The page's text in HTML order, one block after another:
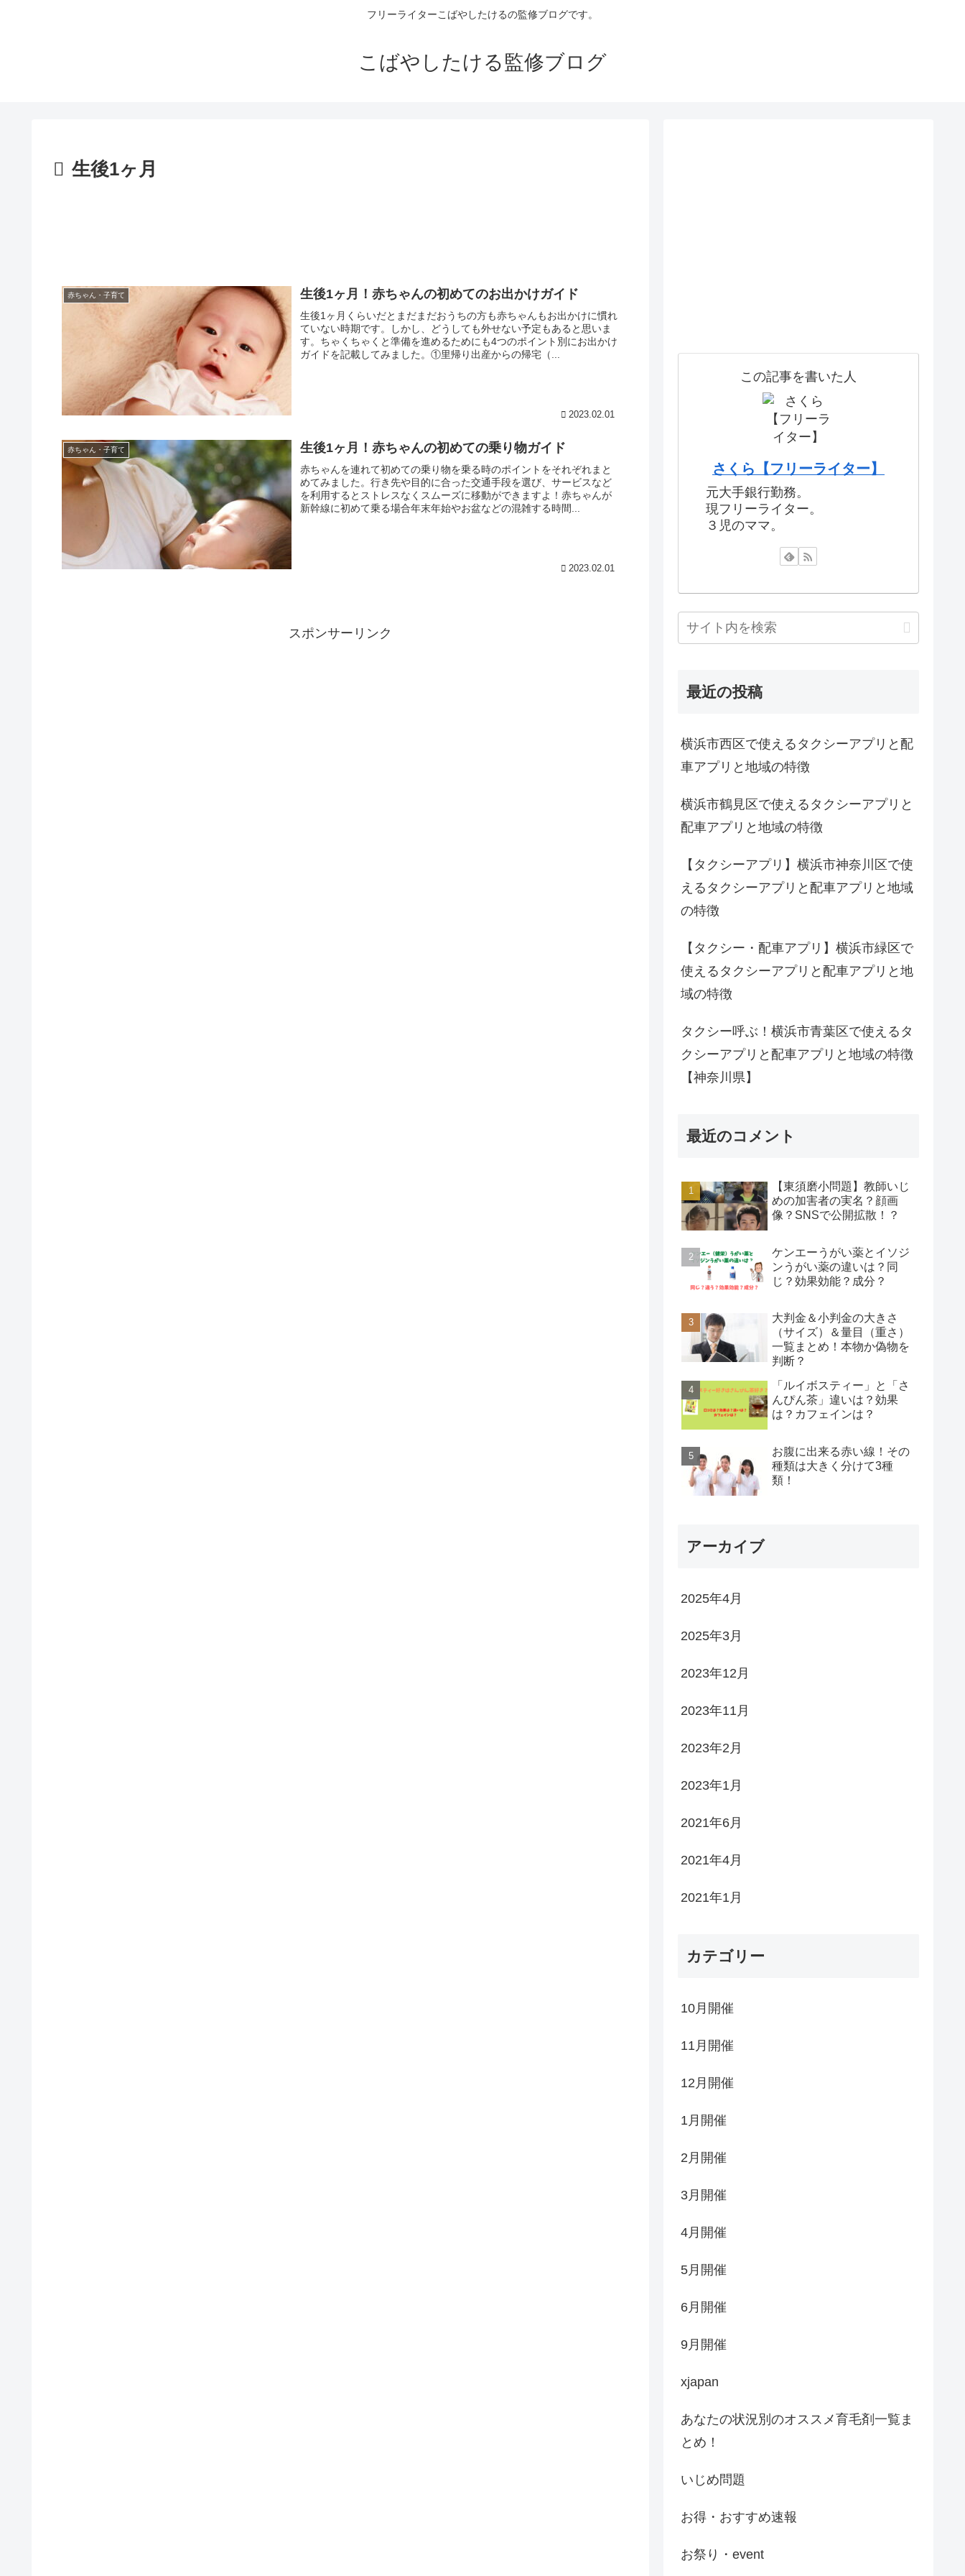
フリーライターこばやしたけるの監修ブログです。
こばやしたける監修ブログ
生後1ヶ月
赤ちゃん・子育て 生後1ヶ月！赤ちゃんの初めてのお出かけガイド
生後1ヶ月くらいだとまだまだおうちの方も赤ちゃんもお出かけに慣れ
ていない時期です。しかし、どうしても外せない予定もあると思いま
す。ちゃくちゃくと準備を進めるためにも4つのポイント別にお出かけ
ガイドを記載してみました。①里帰り出産からの帰宅（...
2023.02.01
赤ちゃん・子育て 生後1ヶ月！赤ちゃんの初めての乗り物ガイド
赤ちゃんを連れて初めての乗り物を乗る時のポイントをそれぞれまと
めてみました。行き先や目的に合った交通手段を選び、サービスなど
を利用するとストレスなくスムーズに移動ができますよ！赤ちゃんが
新幹線に初めて乗る場合年末年始やお盆などの混雑する時間...
2023.02.01
スポンサーリンク
この記事を書いた人
さくら【フリーライター】
元大手銀行勤務。
現フリーライター。
３児のママ。
最近の投稿
横浜市西区で使えるタクシーアプリと配
車アプリと地域の特徴
横浜市鶴見区で使えるタクシーアプリと
配車アプリと地域の特徴
【タクシーアプリ】横浜市神奈川区で使
えるタクシーアプリと配車アプリと地域
の特徴
【タクシー・配車アプリ】横浜市緑区で
使えるタクシーアプリと配車アプリと地
域の特徴
タクシー呼ぶ！横浜市青葉区で使えるタ
クシーアプリと配車アプリと地域の特徴
【神奈川県】
最近のコメント
【東須磨小問題】教師いじ
めの加害者の実名？顔画
像？SNSで公開拡散！？
ケンエーうがい薬とイソジ
ンうがい薬の違いは？同
じ？効果効能？成分？
大判金＆小判金の大きさ
（サイズ）＆量目（重さ）
一覧まとめ！本物か偽物を
判断？
「ルイボスティー」と「さ
んぴん茶」違いは？効果
は？カフェインは？
お腹に出来る赤い線！その
種類は大きく分けて3種
類！
アーカイブ
2025年4月
2025年3月
2023年12月
2023年11月
2023年2月
2023年1月
2021年6月
2021年4月
2021年1月
カテゴリー
10月開催
11月開催
12月開催
1月開催
2月開催
3月開催
4月開催
5月開催
6月開催
9月開催
xjapan
あなたの状況別のオススメ育毛剤一覧ま
とめ！
いじめ問題
お得・おすすめ速報
お祭り・event